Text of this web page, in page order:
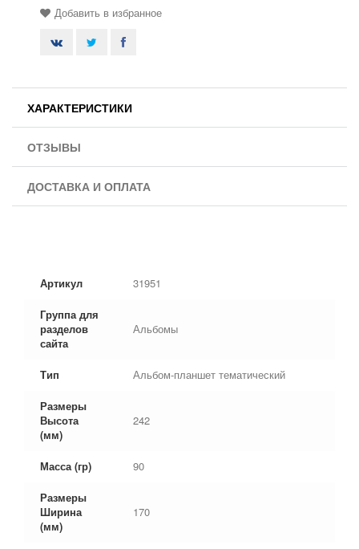
Добавить в избранное
ХАРАКТЕРИСТИКИ
ОТЗЫВЫ
ДОСТАВКА И ОПЛАТА
Артикул 31951
Группа для
разделов
сайта
Альбомы
Тип Альбом-планшет тематический
Размеры
Высота
(мм)
242
Масса (гр) 90
Размеры
Ширина
(мм)
170